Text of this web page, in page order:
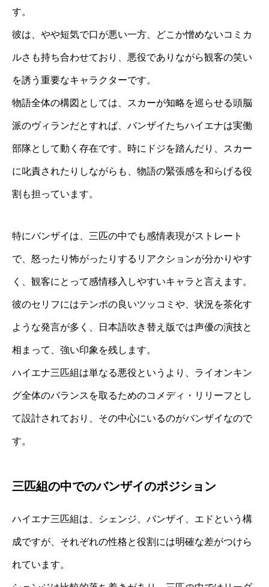
す。
彼は、やや短気で口が悪い一方、どこか憎めないコミカ
ルさも持ち合わせており、悪役でありながら観客の笑い
を誘う重要なキャラクターです。
物語全体の構図としては、スカーが知略を巡らせる頭脳
派のヴィランだとすれば、バンザイたちハイエナは実働
部隊として動く存在です。時にドジを踏んだり、スカー
に叱責されたりしながらも、物語の緊張感を和らげる役
割も担っています。
特にバンザイは、三匹の中でも感情表現がストレート
で、怒ったり怖がったりするリアクションが分かりやす
く、観客にとって感情移入しやすいキャラと言えます。
彼のセリフにはテンポの良いツッコミや、状況を茶化す
ような発言が多く、日本語吹き替え版では声優の演技と
相まって、強い印象を残します。
ハイエナ三匹組は単なる悪役というより、ライオンキン
グ全体のバランスを取るためのコメディ・リリーフとし
て設計されており、その中心にいるのがバンザイなので
す。
三匹組の中でのバンザイのポジション
ハイエナ三匹組は、シェンジ、バンザイ、エドという構
成ですが、それぞれの性格と役割には明確な差がつけら
れています。